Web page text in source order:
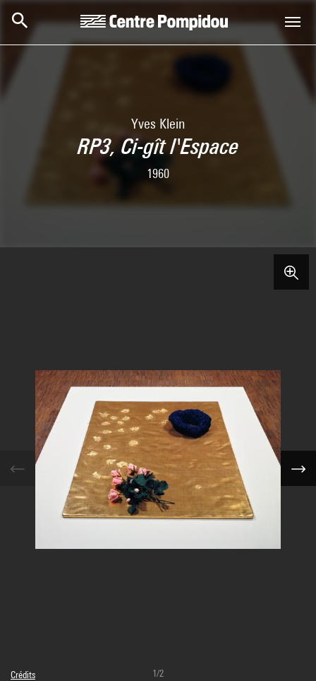
Yves Klein
RP3, Ci-gît l'Espace
1960
Crédits
1/2